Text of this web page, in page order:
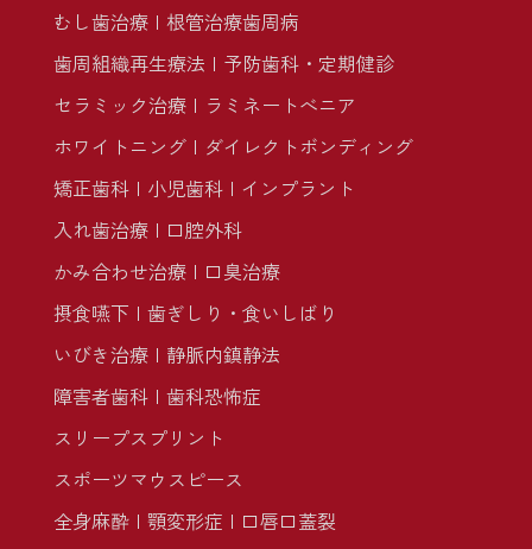
むし歯治療
根管治療歯周病
歯周組織再生療法
予防歯科・定期健診
セラミック治療
ラミネートべニア
ホワイトニング
ダイレクトボンディング
矯正歯科
小児歯科
インプラント
入れ歯治療
口腔外科
かみ合わせ治療
口臭治療
摂食嚥下
歯ぎしり・食いしばり
いびき治療
静脈内鎮静法
障害者歯科
歯科恐怖症
スリープスプリント
スポーツマウスピース
全身麻酔
顎変形症
口唇口蓋裂